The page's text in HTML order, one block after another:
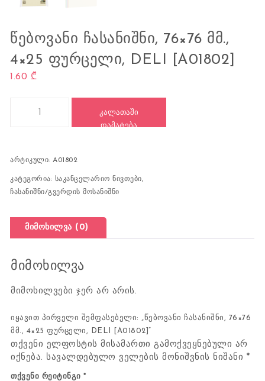
ᲬᲔᲑᲝᲕᲐᲜᲘ ᲩᲐᲡᲐᲜᲘᲨᲜᲘ, 76×76 ᲛᲛ.,
4×25 ᲤᲣᲠᲪᲔᲚᲘ, DELI [A01802]
1.60 ₾
ᲙᲐᲚᲐᲗᲐᲨᲘ
ᲓᲐᲛᲐᲢᲔᲑᲐ
არტიკული:A01802
კატეგორია: საკანცელარიო ნივთები,
ჩასანიშნი/გვერდის მოსანიშნი
მიმოხილვა (0)
მიმოხილვა
მიმოხილვები ჯერ არ არის.
იყავით პირველი შემფასებელი: „წებოვანი ჩასანიშნი, 76×76
მმ., 4×25 ფურცელი, DELI [A01802]“
თქვენი ელფოსტის მისამართი გამოქვეყნებული არ
იქნება. სავალდებულო ველების მონიშვნის ნიშანი *
თქვენი რეიტინგი*